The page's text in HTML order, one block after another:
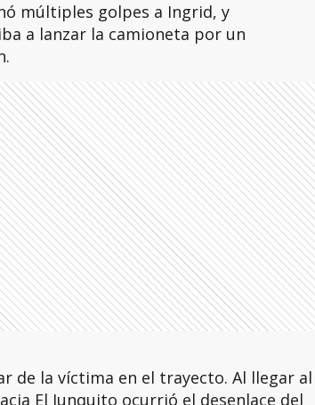
múltiples golpes a Ingrid, y
a lanzar la camioneta por un
de la víctima en el trayecto. Al llegar al
El Junquito ocurrió el desenlace del